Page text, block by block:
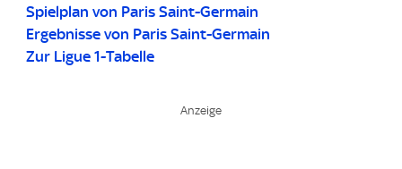
Spielplan von Paris Saint-Germain
Ergebnisse von Paris Saint-Germain
Zur Ligue 1-Tabelle